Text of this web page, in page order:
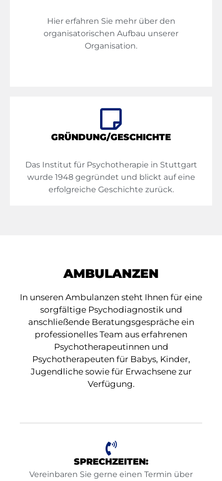
Hier erfahren Sie mehr über den
organisatorischen Aufbau unserer
Organisation.
GRÜNDUNG/GESCHICHTE
Das Institut für Psychotherapie in Stuttgart
wurde 1948 gegründet und blickt auf eine
erfolgreiche Geschichte zurück.
AMBULANZEN
In unseren Ambulanzen steht Ihnen für eine
sorgfältige Psychodiagnostik und
anschließende Beratungsgespräche ein
professionelles Team aus erfahrenen
Psychotherapeutinnen und
Psychotherapeuten für Babys, Kinder,
Jugendliche sowie für Erwachsene zur
Verfügung.
SPRECHZEITEN:
Vereinbaren Sie gerne einen Termin über